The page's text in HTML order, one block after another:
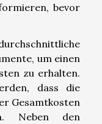
bevor
um einen
zu erhalten.
dass die
Gesamtkosten
Neben den